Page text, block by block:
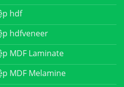
hdf
hdfveneer
MDF Laminate
MDF Melamine